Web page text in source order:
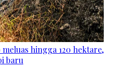
hingga 120 hektare,
baru